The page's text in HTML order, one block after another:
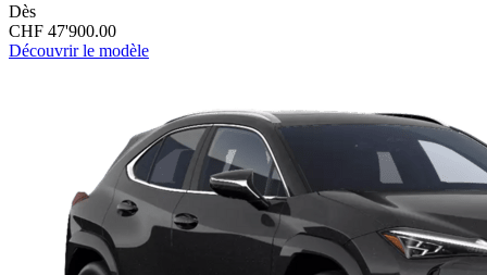
Dès
CHF 47'900.00
Découvrir le modèle